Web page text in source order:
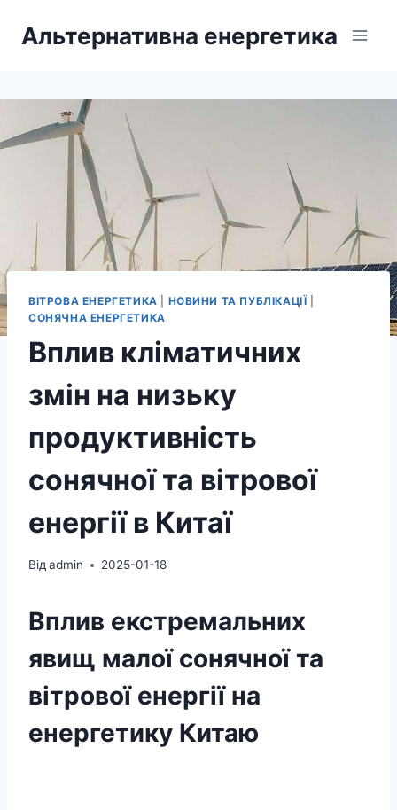
Альтернативна енергетика
ВІТРОВА ЕНЕРГЕТИКА НОВИНИ ТА ПУБЛІКАЦІЇ|
СОНЯЧНА ЕНЕРГЕТИКА
Вплив кліматичних
змін на низьку
продуктивність
сонячної та вітрової
енергії в Китаї
Від admin 2025-01-18
Вплив екстремальних
явищ малої сонячної та
вітрової енергії на
енергетику Китаю